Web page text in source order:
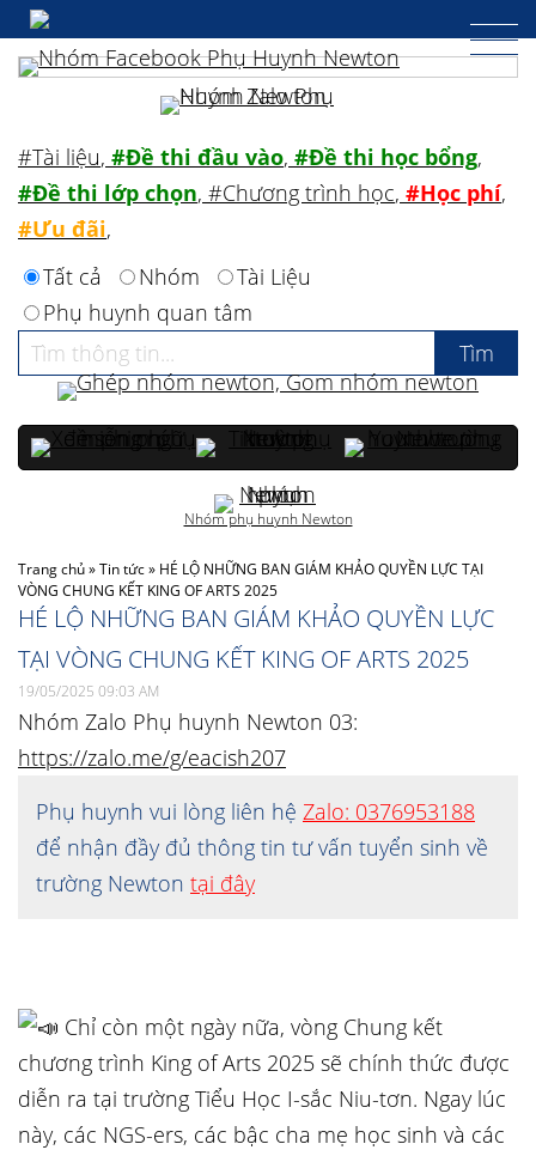
Trang chủ»Tin tức» HÉ LỘ NHỮNG BAN GIÁM KHẢO QUYỀN LỰC TẠI
VÒNG CHUNG KẾT KING OF ARTS 2025
HÉ LỘ NHỮNG BAN GIÁM KHẢO QUYỀN LỰC
TẠI VÒNG CHUNG KẾT KING OF ARTS 2025
19/05/2025 09:03 AM
Nhóm Zalo Phụ huynh Newton 03:
https://zalo.me/g/eacish207
Phụ huynh vui lòng liên hệ Zalo: 0376953188
để nhận đầy đủ thông tin tư vấn tuyển sinh về
trường Newton tại đây
Chỉ còn một ngày nữa, vòng Chung kết
chương trình King of Arts 2025 sẽ chính thức được
diễn ra tại trường Tiểu Học I-sắc Niu-tơn. Ngay lúc
này, các NGS-ers, các bậc cha mẹ học sinh và các
#Tài liệu, #Đề thi đầu vào, #Đề thi học bổng,
#Đề thi lớp chọn, #Chương trình học, #Học phí,
#Ưu đãi,
Tất cả
Nhóm
Tài Liệu
Phụ huynh quan tâm
Nhóm phụ huynh Newton